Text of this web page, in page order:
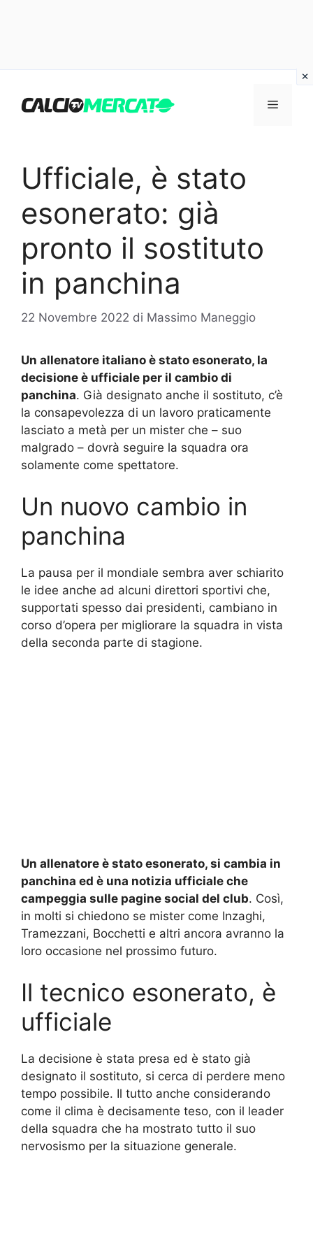
contenuto
Menu
Ufficiale, è stato
esonerato: già
pronto il sostituto
in panchina
22 Novembre 2022 di Massimo Maneggio
Un allenatore italiano è stato esonerato, la
decisione è ufficiale per il cambio di
panchina. Già designato anche il sostituto, c’è
la consapevolezza di un lavoro praticamente
lasciato a metà per un mister che – suo
malgrado – dovrà seguire la squadra ora
solamente come spettatore.
Un nuovo cambio in
panchina
La pausa per il mondiale sembra aver schiarito
le idee anche ad alcuni direttori sportivi che,
supportati spesso dai presidenti, cambiano in
corso d’opera per migliorare la squadra in vista
della seconda parte di stagione.
Un allenatore è stato esonerato, si cambia in
panchina ed è una notizia ufficiale che
campeggia sulle pagine social del club. Così,
in molti si chiedono se mister come Inzaghi,
Tramezzani, Bocchetti e altri ancora avranno la
loro occasione nel prossimo futuro.
Il tecnico esonerato, è
ufficiale
La decisione è stata presa ed è stato già
designato il sostituto, si cerca di perdere meno
tempo possibile. Il tutto anche considerando
come il clima è decisamente teso, con il leader
della squadra che ha mostrato tutto il suo
nervosismo per la situazione generale.